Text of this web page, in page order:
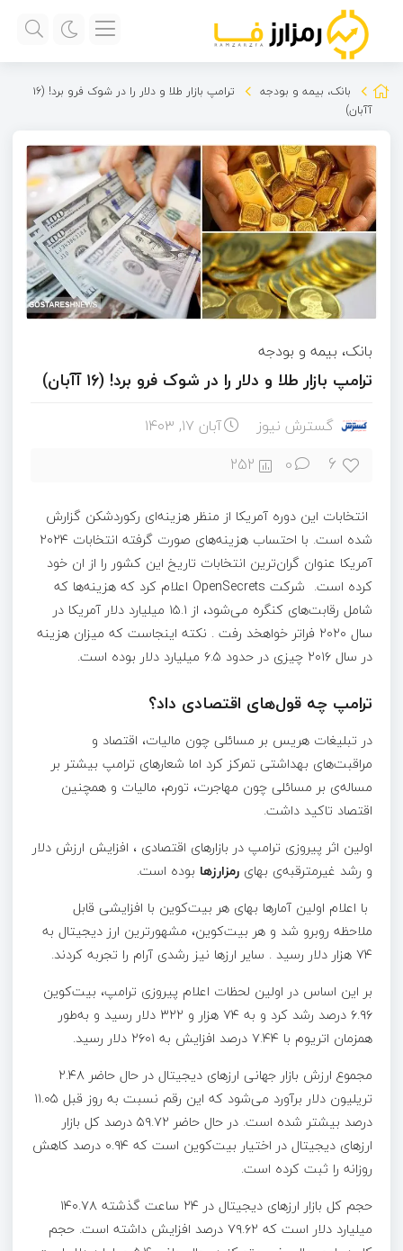
بانک، بیمه و بودجه
ترامپ بازار طلا و دلار را در شوک فرو برد! (۱۶
آآبان)
بانک، بیمه و بودجه
ترامپ بازار طلا و دلار را در شوک فرو برد! (۱۶ آآبان)
گسترش نیوز آبان ۱۷, ۱۴۰۳
6
0
252
انتخابات این دوره آمریکا از منظر هزینه‌ای رکوردشکن گزارش
شده است. با احتساب هزینه‌های صورت گرفته انتخابات ۲۰۲۴
آمریکا عنوان گران‌ترین انتخابات تاریخ این کشور را از ان خود
کرده است. شرکت OpenSecrets اعلام کرد که هزینه‌ها که
شامل رقابت‌های کنگره می‌شود، از ۱۵.۱ میلیارد دلار آمریکا در
سال ۲۰۲۰ فراتر خواهخد رفت . نکته اینجاست که میزان هزینه
در سال ۲۰۱۶ چیزی در حدود ۶.۵ میلیارد دلار بوده است.
ترامپ چه قول‌های اقتصادی داد؟
در تبلیغات هریس بر مسائلی چون مالیات، اقتصاد و
مراقبت‌های بهداشتی تمرکز کرد اما شعارهای ترامپ بیشتر بر
مساله‌ی بر مسائلی چون مهاجرت، تورم، مالیات و همچنین
اقتصاد تاکید داشت.
اولین اثر پیروزی ترامپ در بازارهای اقتصادی ، افزایش ارزش دلار
و رشد غیرمترقبه‌ی بهای رمزارزها بوده است.
با اعلام اولین آمارها بهای هر بیت‌کوین با افزایشی قابل
ملاحظه روبرو شد و هر بیت‌کوین، مشهورترین ارز دیجیتال به
۷۴ هزار دلار رسید . سایر ارزها نیز رشدی آرام را تجربه کردند.
بر این اساس در اولین لحظات اعلام پیروزی ترامپ، بیت‌کوین
۶.۹۶ درصد رشد کرد و به ۷۴ هزار و ۳۲۲ دلار رسید و به‌طور
همزمان اتریوم با ۷.۴۴ درصد افزایش به ۲۶۰۱ دلار رسید.
مجموع ارزش بازار جهانی ارزهای دیجیتال در حال حاضر ۲.۴۸
تریلیون دلار برآورد می‌شود که این رقم نسبت به روز قبل ۱۱.۰۵
درصد بیشتر شده است. در حال حاضر ۵۹.۷۲ درصد کل بازار
ارزهای دیجیتال در اختیار بیت‌کوین است که ۰.۹۴ درصد کاهش
روزانه را ثبت کرده است.
حجم کل بازار ارزهای دیجیتال در ۲۴ ساعت گذشته ۱۴۰.۷۸
میلیارد دلار است که ۷۹.۶۲ درصد افزایش داشته است. حجم